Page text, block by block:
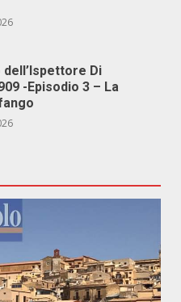
dell’Ispettore Di
-Episodio 3 – La